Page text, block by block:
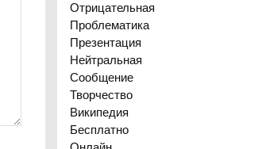
Отрицательная
Проблематика
Презентация
Нейтральная
Сообщение
Творчество
Википедия
Бесплатно